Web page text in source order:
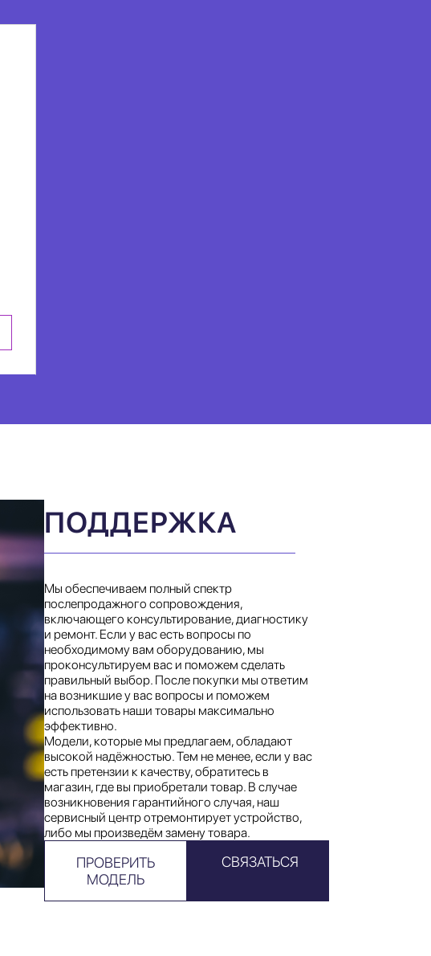
ПОДДЕРЖКА
Мы обеспечиваем полный спектр
послепродажного сопровождения,
включающего консультирование, диагностику
и ремонт. Если у вас есть вопросы по
необходимому вам оборудованию, мы
проконсультируем вас и поможем сделать
правильный выбор. После покупки мы ответим
на возникшие у вас вопросы и поможем
использовать наши товары максимально
эффективно.
Модели, которые мы предлагаем, обладают
высокой надёжностью. Тем не менее, если у вас
есть претензии к качеству, обратитесь в
магазин, где вы приобретали товар. В случае
возникновения гарантийного случая, наш
сервисный центр отремонтирует устройство,
либо мы произведём замену товара.
ПРОВЕРИТЬ
МОДЕЛЬ
СВЯЗАТЬСЯ